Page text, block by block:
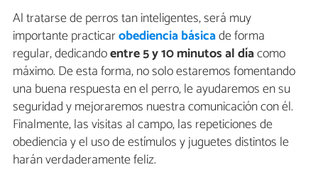
Al tratarse de perros tan inteligentes, será muy
importante practicarobediencia básicade forma
regular, dedicandoentre 5 y 10 minutos al díacomo
máximo. De esta forma, no solo estaremos fomentando
una buena respuesta en el perro, le ayudaremos en su
seguridad y mejoraremos nuestra comunicación con él.
Finalmente, las visitas al campo, las repeticiones de
obediencia y el uso de estímulos y juguetes distintos le
harán verdaderamente feliz.